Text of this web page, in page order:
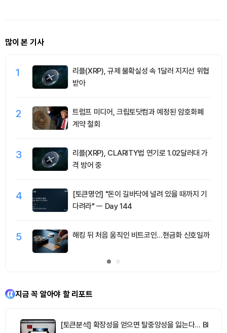
많이 본 기사
1
리플(XRP), 규제 불확실성 속 1달러 지지선 위협
받아
2
트럼프 미디어, 크립토닷컴과 예정된 암호화폐
계약 철회
3
리플(XRP), CLARITY법 연기로 1.02달러대 가
격 방어 중
4
[토큰명언] "돈이 길바닥에 널려 있을 때까지 기
다려라" ㅡ Day 144
5 해킹 뒤 처음 움직인 비트코인…현금화 신호일까
지금 꼭 알아야 할 리포트
[토큰분석] 확장성을 얻으면 탈중앙성을 잃는다… BI